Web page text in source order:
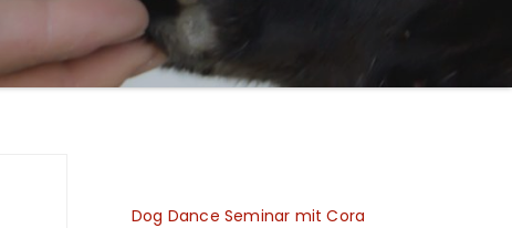
Dog Dance Seminar mit Cora